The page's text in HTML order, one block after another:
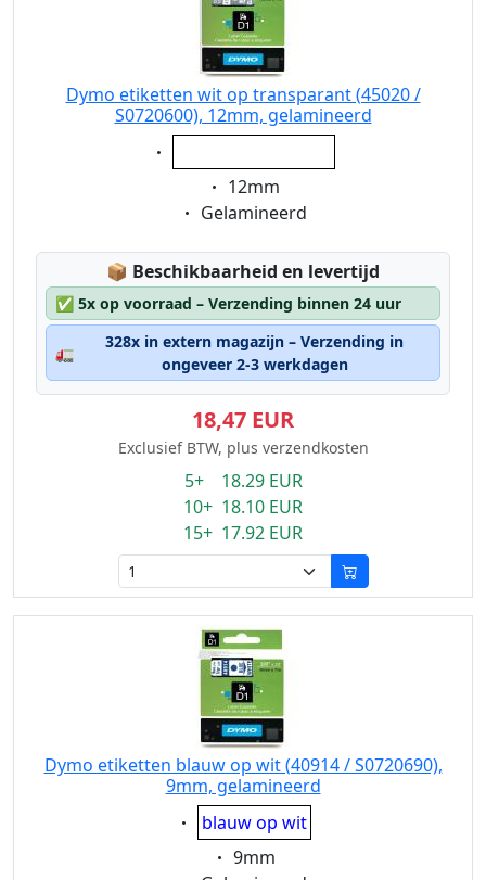
Dymo etiketten wit op transparant (45020 /
S0720600), 12mm, gelamineerd
Eigenschaft:
Eigenschaft:
12mm
Eigenschaft:
Gelamineerd
📦 Lagerstatus:
Beschikbaarheid en levertijd
✅ 5x op voorraad – Verzending binnen 24 uur
🚛
328x in extern magazijn – Verzending in
ongeveer 2-3 werkdagen
18,47 EUR
Exclusief BTW, plus verzendkosten
5+ 18.29 EUR
10+ 18.10 EUR
15+ 17.92 EUR
Dymo etiketten blauw op wit (40914 / S0720690),
9mm, gelamineerd
Eigenschaft:
blauw op wit
Eigenschaft:
9mm